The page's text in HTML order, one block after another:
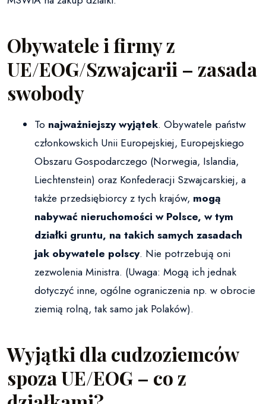
Obywatele i firmy z
UE/EOG/Szwajcarii – zasada
swobody
To najważniejszy wyjątek. Obywatele państw
członkowskich Unii Europejskiej, Europejskiego
Obszaru Gospodarczego (Norwegia, Islandia,
Liechtenstein) oraz Konfederacji Szwajcarskiej, a
także przedsiębiorcy z tych krajów, mogą
nabywać nieruchomości w Polsce, w tym
działki gruntu, na takich samych zasadach
jak obywatele polscy. Nie potrzebują oni
zezwolenia Ministra. (Uwaga: Mogą ich jednak
dotyczyć inne, ogólne ograniczenia np. w obrocie
ziemią rolną, tak samo jak Polaków).
Wyjątki dla cudzoziemców
spoza UE/EOG – co z